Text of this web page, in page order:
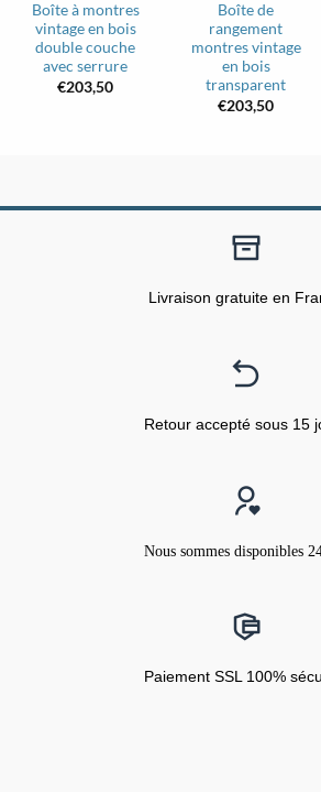
Boîte à montres
vintage en bois
double couche
avec serrure
€203,50
Boîte de
rangement
montres vintage
en bois
transparent
€203,50
Livraison gratuite en
Retour accepté sous 15
Nous sommes disponibles
Paiement SSL 100%